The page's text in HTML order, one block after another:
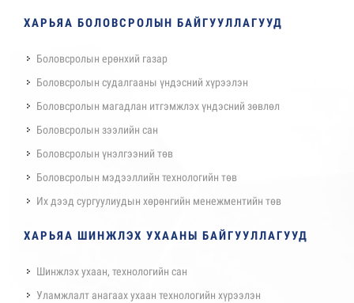
ХАРЬЯА БОЛОВСРОЛЫН БАЙГУУЛЛАГУУД
Боловсролын ерөнхий газар
Боловсролын судалгааны үндэсний хүрээлэн
Боловсролын магадлан итгэмжлэх үндэсний зөвлөл
Боловсролын зээлийн сан
Боловсролын үнэлгээний төв
Боловсролын мэдээллийн технологийн төв
Их дээд сургуулиудын хөрөнгийн менежментийн төв
ХАРЬЯА ШИНЖЛЭХ УХААНЫ БАЙГУУЛЛАГУУД
Шинжлэх ухаан, технологийн сан
Уламжлалт анагаах ухаан технологийн хүрээлэн